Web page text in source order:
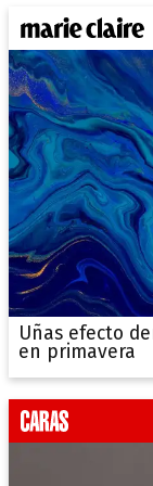
Uñas efecto
en primavera